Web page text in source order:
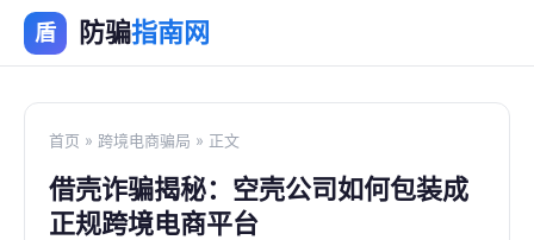
盾 防骗指南网
首页 » 跨境电商骗局 » 正文
借壳诈骗揭秘：空壳公司如何包装成
正规跨境电商平台